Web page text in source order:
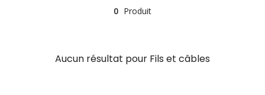
0 Produit
Aucun résultat pour Fils et câbles